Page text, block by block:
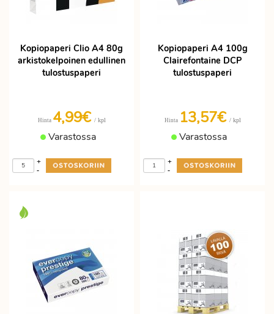
Kopiopaperi Clio A4 80g
arkistokelpoinen edullinen
tulostuspaperi
Hinta 4,99€ / kpl
Varastossa
-
+
Kopiopaperi A4 100g
Clairefontaine DCP
tulostuspaperi
Hinta 13,57€ / kpl
Varastossa
-
+